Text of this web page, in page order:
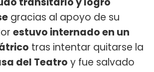
gracias al apoyo de su
estuvo internado en un
tras intentar quitarse la
del Teatro y fue salvado